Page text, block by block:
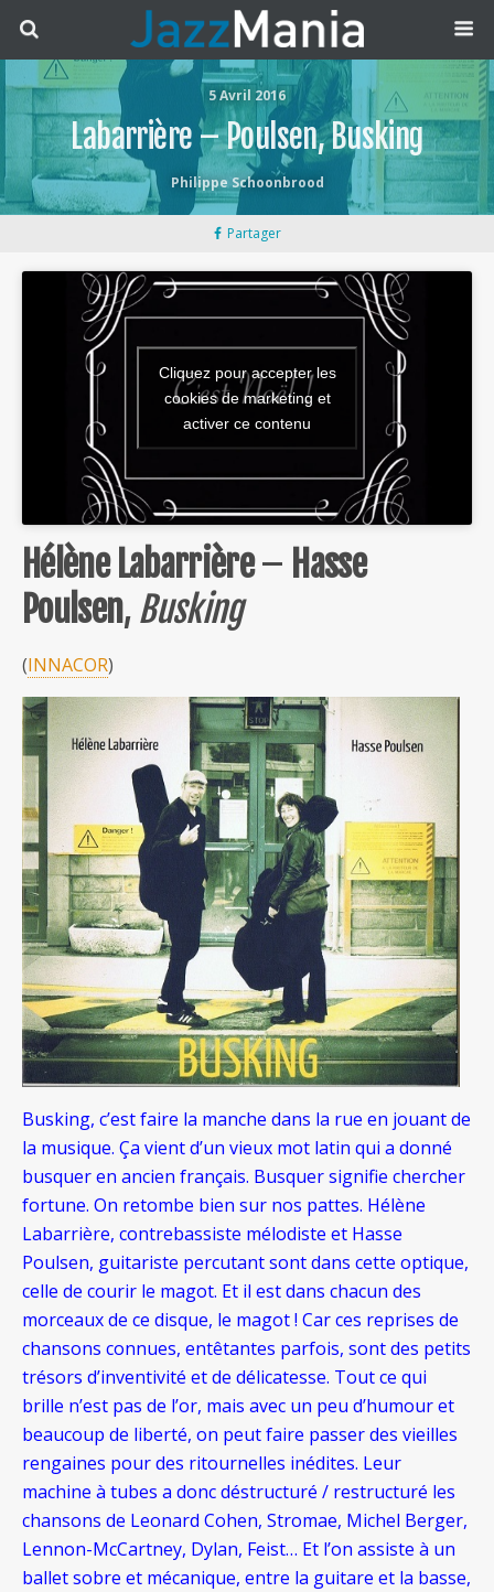
5 Avril 2016
Labarrière – Poulsen, Busking
Philippe Schoonbrood
Partager
Cliquez pour accepter les
cookies de marketing et
activer ce contenu
Hélène Labarrière– Hasse
Poulsen, Busking
(INNACOR)
Busking, c’est faire la manche dans la rue en jouant de
la musique. Ça vient d’un vieux mot latin qui a donné
busquer en ancien français. Busquer signifie chercher
fortune. On retombe bien sur nos pattes. Hélène
Labarrière, contrebassiste mélodiste et Hasse
Poulsen, guitariste percutant sont dans cette optique,
celle de courir le magot. Et il est dans chacun des
morceaux de ce disque, le magot ! Car ces reprises de
chansons connues, entêtantes parfois, sont des petits
trésors d’inventivité et de délicatesse. Tout ce qui
brille n’est pas de l’or, mais avec un peu d’humour et
beaucoup de liberté, on peut faire passer des vieilles
rengaines pour des ritournelles inédites. Leur
machine à tubes a donc déstructuré / restructuré les
chansons de Leonard Cohen, Stromae, Michel Berger,
Lennon-McCartney, Dylan, Feist… Et l’on assiste à un
ballet sobre et mécanique, entre la guitare et la basse,